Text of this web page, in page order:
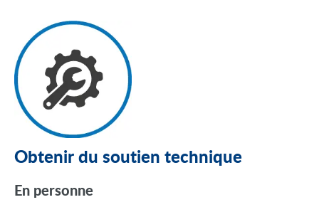
Obtenir du soutien technique
En personne